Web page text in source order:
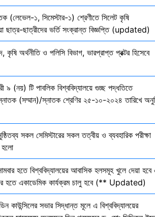
(লেভেল-১, সিমেস্টার-১) শ্রেণীতে সিলেট কৃষি
ছাত্র-ছাত্রীদের ভর্তি সংক্রান্ত বিজ্ঞপ্তি (updated)
অর্থনীতি ও পলিসি বিভাগ, ভারপ্রাপ্ত প্রক্টর হিসেবে
৯ (নয়) টি পাবলিক বিশ্ববিদ্যালয়ে গুচ্ছ পদ্ধতিতে
(সম্মান)/স্নাতক শ্রেণির ২৫-১০-২০২৪ তারিখে
সকল সেমিস্টারের সকল তত্বীয় ও ব্যবহারিক পরীক্ষা
হলো
হতে বিশ্ববিদ্যালয়ের আবাসিক হলসমূহ খুলে দেয়া হবে
হতে একাডেমিক কার্যক্রম চালু হবে (** Updated)
কাউন্সিলের সভার সিদ্ধান্ত মূলে এ বিশ্ববিদ্যালয়ের